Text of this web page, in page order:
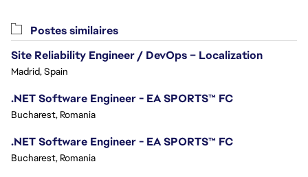
Postes similaires
Site Reliability Engineer / DevOps – Localization
Madrid, Spain
.NET Software Engineer - EA SPORTS™ FC
Bucharest, Romania
.NET Software Engineer - EA SPORTS™ FC
Bucharest, Romania